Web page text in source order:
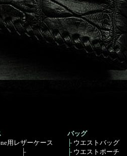
用レザーケース
バッグ
├ ウエストバッグ
├ ウエストポーチ